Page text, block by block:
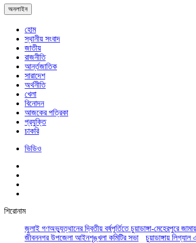
অনলাইন
হোম
স্থানীয় সংবাদ
জাতীয়
রাজনীতি
আর্ন্তজাতিক
সারাদেশ
অর্থনীতি
খেলা
বিনোদন
আজকের পত্রিকা
প্রযুক্তি
চাকরি
ভিডিও
শিরোনাম
জুলাই গণঅভ্যুত্থানের দ্বিতীয় বর্ষপূর্তিতে চুয়াডাঙ্গা-মেহেরপুরে
জীবননগর উপজেলা আইনশৃঙ্খলা কমিটির সভা
চুয়াডাঙ্গায়